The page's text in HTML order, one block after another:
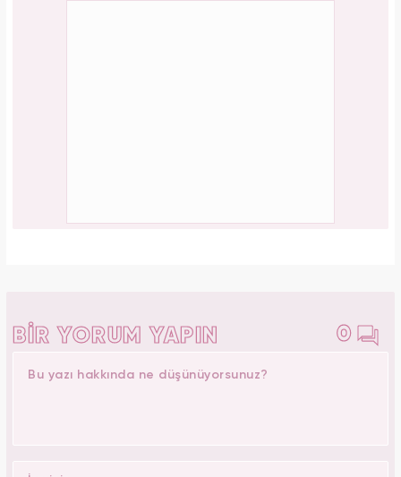
BİR YORUM YAPIN 0